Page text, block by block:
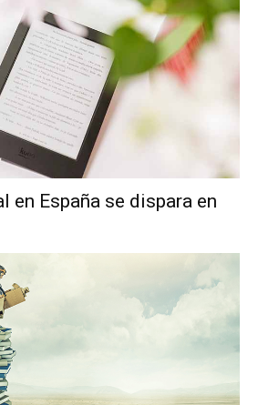
en España se dispara en